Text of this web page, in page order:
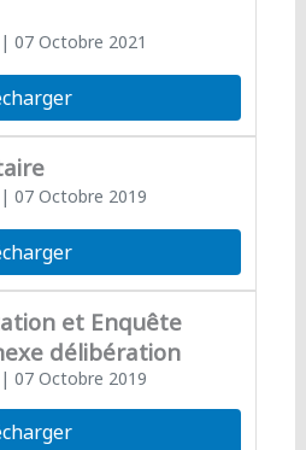
| 07 Octobre 2021
| 07 Octobre 2019
et Enquête
délibération
| 07 Octobre 2019